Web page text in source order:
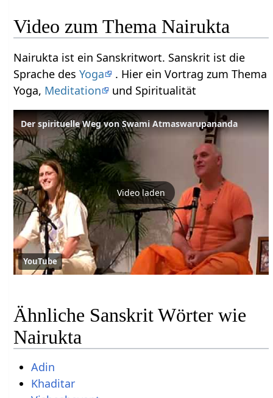
Video zum Thema Nairukta
Nairukta ist ein Sanskritwort. Sanskrit ist die
Sprache desYoga
. Hier ein Vortrag zum Thema
Yoga, Meditation und Spiritualität
Der spirituelle Weg von Swami Atmaswarupananda
Video laden
YouTube
Ähnliche Sanskrit Wörter wie
Nairukta
Adin
Khaditar